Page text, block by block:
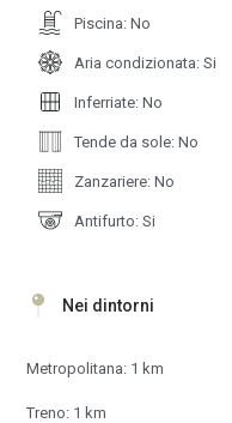
Piscina: No
Aria condizionata: Si
Inferriate: No
Tende da sole: No
Zanzariere: No
Antifurto: Si
Nei dintorni
Metropolitana: 1 km
Treno: 1 km